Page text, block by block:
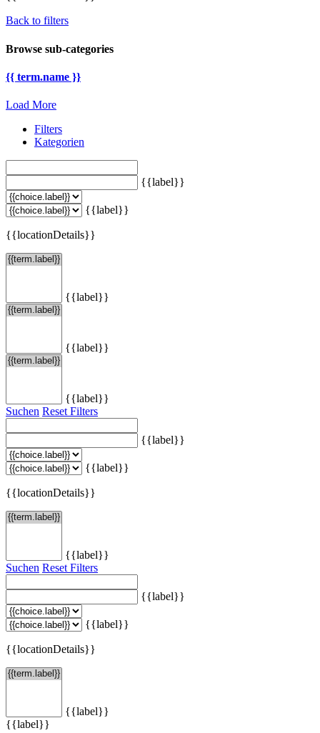
Back to filters
Browse sub-categories
{{ term.name }}
Load More
Filters
Kategorien
{{label}}
{{label}}
{{locationDetails}}
{{label}}
{{label}}
{{label}}
Suchen Reset Filters
{{label}}
{{label}}
{{locationDetails}}
{{label}}
Suchen Reset Filters
{{label}}
{{label}}
{{locationDetails}}
{{label}}
{{label}}